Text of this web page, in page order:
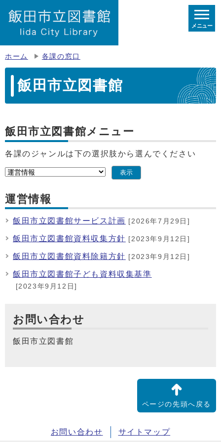
メニュー
ホーム 各課の窓口
飯田市立図書館
飯田市立図書館メニュー
各課のジャンルは下の選択肢から選んでください
表示
運営情報
飯田市立図書館サービス計画 [2026年7月29日]
飯田市立図書館資料収集方針 [2023年9月12日]
飯田市立図書館資料除籍方針 [2023年9月12日]
飯田市立図書館子ども資料収集基準
[2023年9月12日]
お問い合わせ
飯田市立図書館
ページの先頭へ戻る
お問い合わせ サイトマップ